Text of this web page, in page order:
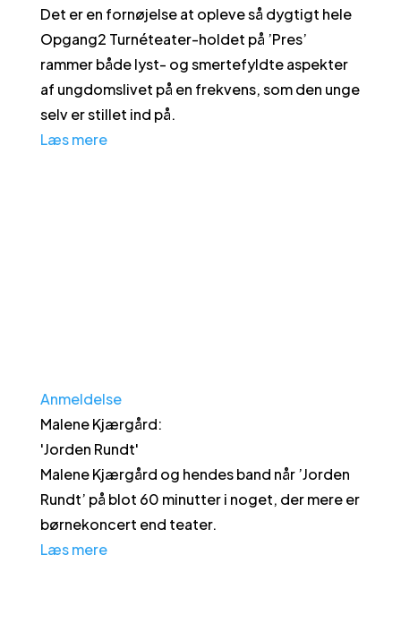
Det er en fornøjelse at opleve så dygtigt hele
Opgang2 Turnéteater-holdet på ’Pres’
rammer både lyst- og smertefyldte aspekter
af ungdomslivet på en frekvens, som den unge
selv er stillet ind på.
Læs mere
Anmeldelse
Malene Kjærgård:
'Jorden Rundt'
Malene Kjærgård og hendes band når ’Jorden
Rundt’ på blot 60 minutter i noget, der mere er
børnekoncert end teater.
Læs mere